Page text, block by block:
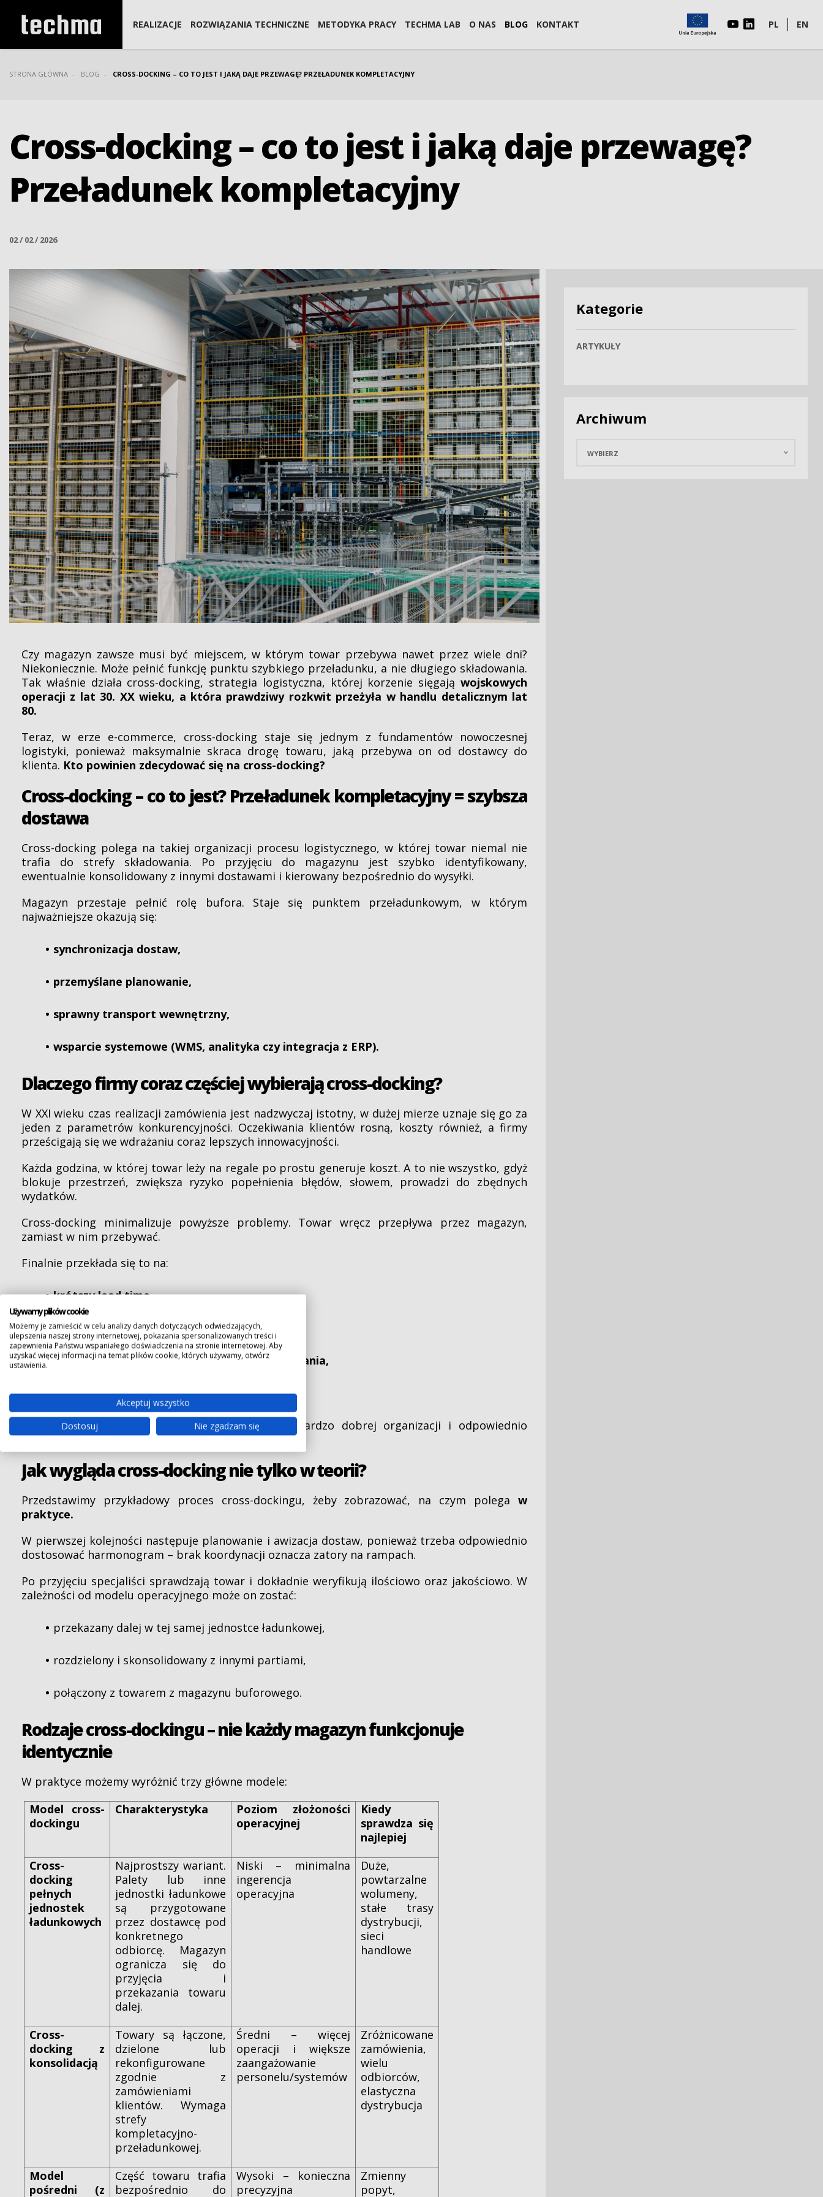
REALIZACJE ROZWIĄZANIA TECHNICZNE METODYKA PRACY TECHMA LAB O NAS BLOG KONTAKT PL EN
STRONA GŁÓWNA BLOG CROSS-DOCKING – CO TO JEST I JAKĄ DAJE PRZEWAGĘ? PRZEŁADUNEK KOMPLETACYJNY
Cross-docking – co to jest i jaką daje przewagę?
Przeładunek kompletacyjny
02 / 02 / 2026
Czy magazyn zawsze musi być miejscem, w którym towar przebywa nawet przez wiele dni?
Niekoniecznie. Może pełnić funkcję punktu szybkiego przeładunku, a nie długiego składowania.
Tak właśnie działa cross-docking, strategia logistyczna, której korzenie sięgają wojskowych
operacji z lat 30. XX wieku, a która prawdziwy rozkwit przeżyła w handlu detalicznym lat
80.
Teraz, w erze e-commerce, cross-docking staje się jednym z fundamentów nowoczesnej
logistyki, ponieważ maksymalnie skraca drogę towaru, jaką przebywa on od dostawcy do
klienta. Kto powinien zdecydować się na cross-docking?
Cross-docking – co to jest? Przeładunek kompletacyjny = szybsza
dostawa
Cross-docking polega na takiej organizacji procesu logistycznego, w której towar niemal nie
trafia do strefy składowania. Po przyjęciu do magazynu jest szybko identyfikowany,
ewentualnie konsolidowany z innymi dostawami i kierowany bezpośrednio do wysyłki.
Magazyn przestaje pełnić rolę bufora. Staje się punktem przeładunkowym, w którym
najważniejsze okazują się:
synchronizacja dostaw,
przemyślane planowanie,
sprawny transport wewnętrzny,
wsparcie systemowe (WMS, analityka czy integracja z ERP).
Dlaczego firmy coraz częściej wybierają cross-docking?
W XXI wieku czas realizacji zamówienia jest nadzwyczaj istotny, w dużej mierze uznaje się go za
jeden z parametrów konkurencyjności. Oczekiwania klientów rosną, koszty również, a firmy
prześcigają się we wdrażaniu coraz lepszych innowacyjności.
Każda godzina, w której towar leży na regale po prostu generuje koszt. A to nie wszystko, gdyż
blokuje przestrzeń, zwiększa ryzyko popełnienia błędów, słowem, prowadzi do zbędnych
wydatków.
Cross-docking minimalizuje powyższe problemy. Towar wręcz przepływa przez magazyn,
zamiast w nim przebywać.
Finalnie przekłada się to na:
krótszy lead time,
niższe koszty,
mniejszą powierzchnię potrzebną do składowania,
ograniczenie liczby operacji kompletacyjnych.
Ale, i to warto podkreślić, ten model wymaga bardzo dobrej organizacji i odpowiednio
zaprojektowanej infrastruktury.
Jak wygląda cross-docking nie tylko w teorii?
Przedstawimy przykładowy proces cross-dockingu, żeby zobrazować, na czym polega w
praktyce.
W pierwszej kolejności następuje planowanie i awizacja dostaw, ponieważ trzeba odpowiednio
dostosować harmonogram – brak koordynacji oznacza zatory na rampach.
Po przyjęciu specjaliści sprawdzają towar i dokładnie weryfikują ilościowo oraz jakościowo. W
zależności od modelu operacyjnego może on zostać:
przekazany dalej w tej samej jednostce ładunkowej,
rozdzielony i skonsolidowany z innymi partiami,
połączony z towarem z magazynu buforowego.
Rodzaje cross-dockingu – nie każdy magazyn funkcjonuje
identycznie
W praktyce możemy wyróżnić trzy główne modele:
Model cross-
dockingu
Charakterystyka
Poziom złożoności
operacyjnej
Kiedy
sprawdza się
najlepiej
Cross-
docking
pełnych
jednostek
ładunkowych
Najprostszy wariant.
Palety lub inne
jednostki ładunkowe
są przygotowane
przez dostawcę pod
konkretnego
odbiorcę. Magazyn
ogranicza się do
przyjęcia i
przekazania towaru
dalej.
Niski – minimalna
ingerencja
operacyjna
Duże,
powtarzalne
wolumeny,
stałe trasy
dystrybucji,
sieci
handlowe
Cross-
docking z
konsolidacją
Towary są łączone,
dzielone lub
rekonfigurowane
zgodnie z
zamówieniami
klientów. Wymaga
strefy
kompletacyjno-
przeładunkowej.
Średni – więcej
operacji i większe
zaangażowanie
personelu/systemów
Zróżnicowane
zamówienia,
wielu
odbiorców,
elastyczna
dystrybucja
Model
pośredni (z
Część towaru trafia
bezpośrednio do
Wysoki – konieczna
precyzyjna
Zmienny
popyt,
Kategorie
ARTYKUŁY
Archiwum
WYBIERZ
Używamy plików cookie
Możemy je zamieścić w celu analizy danych dotyczących odwiedzających,
ulepszenia naszej strony internetowej, pokazania spersonalizowanych treści i
zapewnienia Państwu wspaniałego doświadczenia na stronie internetowej. Aby
uzyskać więcej informacji na temat plików cookie, których używamy, otwórz
ustawienia.
Akceptuj wszystko
Dostosuj
Nie zgadzam się